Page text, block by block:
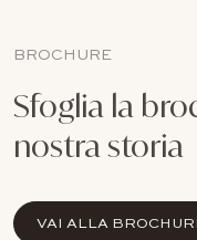
BROCHURE
Sfoglia la
nostra storia
VAI ALLA